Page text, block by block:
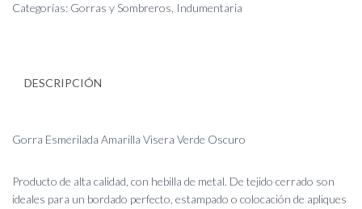
Categorías: Gorras y Sombreros Indumentaria
DESCRIPCIÓN
Gorra Esmerilada Amarilla Visera Verde Oscuro
Producto de alta calidad, con hebilla de metal. De tejido cerrado son
ideales para un bordado perfecto, estampado o colocación de apliques